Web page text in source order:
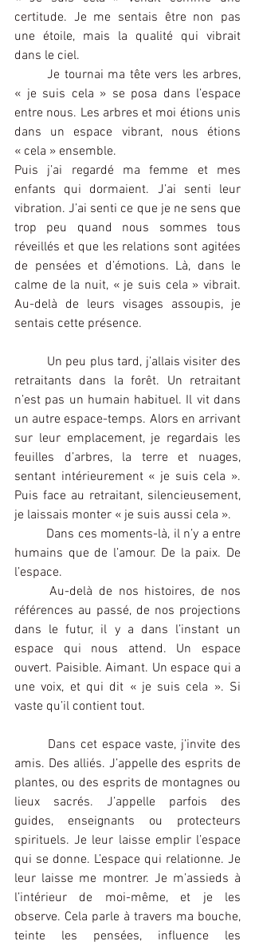
certitude. Je me sentais être non pas
une étoile, mais la qualité qui vibrait
dans le ciel.
	Je tournai ma tête vers les arbres,
« je suis cela » se posa dans l’espace
entre nous. Les arbres et moi étions unis
dans un espace vibrant, nous étions
« cela » ensemble.
Puis j’ai regardé ma femme et mes
enfants qui dormaient. J’ai senti leur
vibration. J’ai senti ce que je ne sens que
trop peu quand nous sommes tous
réveillés et que les relations sont agitées
de pensées et d’émotions. Là, dans le
calme de la nuit, « je suis cela » vibrait.
Au-delà de leurs visages assoupis, je
sentais cette présence.
retraitants dans la forêt. Un retraitant
n’est pas un humain habituel. Il vit dans
un autre espace-temps. Alors en arrivant
sur leur emplacement, je regardais les
feuilles d’arbres, la terre et nuages,
sentant intérieurement « je suis cela ».
Puis face au retraitant, silencieusement,
je laissais monter « je suis aussi cela ».
humains que de l’amour. De la paix. De
l’espace.
références au passé, de nos projections
dans le futur, il y a dans l’instant un
espace qui nous attend. Un espace
ouvert. Paisible. Aimant. Un espace qui a
une voix, et qui dit « je suis cela ». Si
vaste qu’il contient tout.
amis. Des alliés. J’appelle des esprits de
plantes, ou des esprits de montagnes ou
lieux sacrés. J’appelle parfois des
guides, enseignants ou protecteurs
spirituels. Je leur laisse emplir l’espace
qui se donne. L’espace qui relationne. Je
leur laisse me montrer. Je m’assieds à
l’intérieur de moi-même, et je les
observe. Cela parle à travers ma bouche,
teinte les pensées, influence les